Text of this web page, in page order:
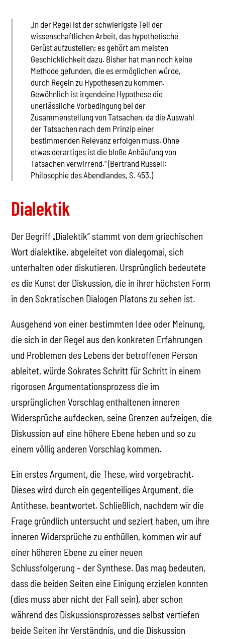
„In der Regel ist der schwierigste Teil der
wissenschaftlichen Arbeit, das hypothetische
Gerüst aufzustellen; es gehört am meisten
Geschicklichkeit dazu. Bisher hat man noch keine
Methode gefunden, die es ermöglichen würde,
durch Regeln zu Hypothesen zu kommen.
Gewöhnlich ist irgendeine Hypothese die
unerlässliche Vorbedingung bei der
Zusammenstellung von Tatsachen, da die Auswahl
der Tatsachen nach dem Prinzip einer
bestimmenden Relevanz erfolgen muss. Ohne
etwas derartiges ist die bloße Anhäufung von
Tatsachen verwirrend.“ (Bertrand Russell:
Philosophie des Abendlandes, S. 453.)
Dialektik
Der Begriff „Dialektik“ stammt von dem griechischen
Wort dialektike, abgeleitet von dialegomai, sich
unterhalten oder diskutieren. Ursprünglich bedeutete
es die Kunst der Diskussion, die in ihrer höchsten Form
in den Sokratischen Dialogen Platons zu sehen ist.
Ausgehend von einer bestimmten Idee oder Meinung,
die sich in der Regel aus den konkreten Erfahrungen
und Problemen des Lebens der betroffenen Person
ableitet, würde Sokrates Schritt für Schritt in einem
rigorosen Argumentationsprozess die im
ursprünglichen Vorschlag enthaltenen inneren
Widersprüche aufdecken, seine Grenzen aufzeigen, die
Diskussion auf eine höhere Ebene heben und so zu
einem völlig anderen Vorschlag kommen.
Ein erstes Argument, die These, wird vorgebracht.
Dieses wird durch ein gegenteiliges Argument, die
Antithese, beantwortet. Schließlich, nachdem wir die
Frage gründlich untersucht und seziert haben, um ihre
inneren Widersprüche zu enthüllen, kommen wir auf
einer höheren Ebene zu einer neuen
Schlussfolgerung – der Synthese. Das mag bedeuten,
dass die beiden Seiten eine Einigung erzielen konnten
(dies muss aber nicht der Fall sein), aber schon
während des Diskussionsprozesses selbst vertiefen
beide Seiten ihr Verständnis, und die Diskussion